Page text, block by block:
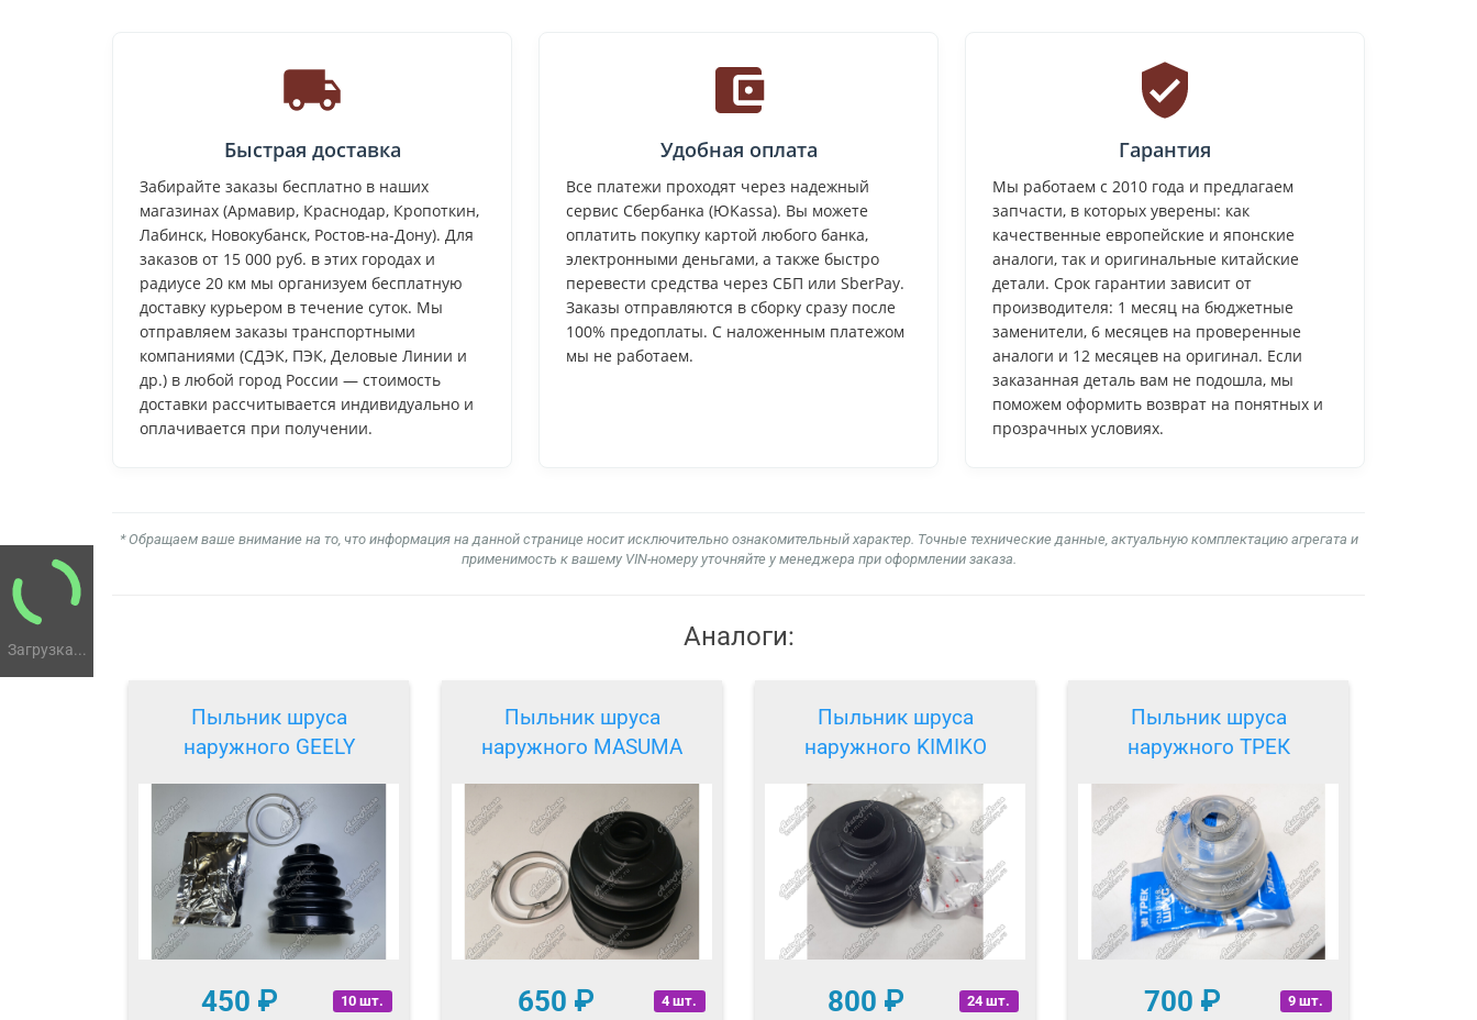
Загрузка...
Быстрая доставка
Забирайте заказы бесплатно в наших
магазинах (Армавир, Краснодар, Кропоткин,
Лабинск, Новокубанск, Ростов-на-Дону). Для
заказов от 15 000 руб. в этих городах и
радиусе 20 км мы организуем бесплатную
доставку курьером в течение суток. Мы
отправляем заказы транспортными
компаниями (СДЭК, ПЭК, Деловые Линии и
др.) в любой город России — стоимость
доставки рассчитывается индивидуально и
оплачивается при получении.
Удобная оплата
Все платежи проходят через надежный
сервис Сбербанка (ЮKassa). Вы можете
оплатить покупку картой любого банка,
электронными деньгами, а также быстро
перевести средства через СБП или SberPay.
Заказы отправляются в сборку сразу после
100% предоплаты. С наложенным платежом
мы не работаем.
Гарантия
Мы работаем с 2010 года и предлагаем
запчасти, в которых уверены: как
качественные европейские и японские
аналоги, так и оригинальные китайские
детали. Срок гарантии зависит от
производителя: 1 месяц на бюджетные
заменители, 6 месяцев на проверенные
аналоги и 12 месяцев на оригинал. Если
заказанная деталь вам не подошла, мы
поможем оформить возврат на понятных и
прозрачных условиях.
* Обращаем ваше внимание на то, что информация на данной странице носит исключительно ознакомительный характер. Точные технические данные, актуальную комплектацию агрегата и
применимость к вашему VIN-номеру уточняйте у менеджера при оформлении заказа.
Аналоги:
Пыльник шруса
наружного GEELY
10 шт.
450 ₽
Пыльник шруса
наружного MASUMA
4 шт.
650 ₽
Пыльник шруса
наружного KIMIKO
24 шт.
800 ₽
Пыльник шруса
наружного ТРЕК
9 шт.
700 ₽